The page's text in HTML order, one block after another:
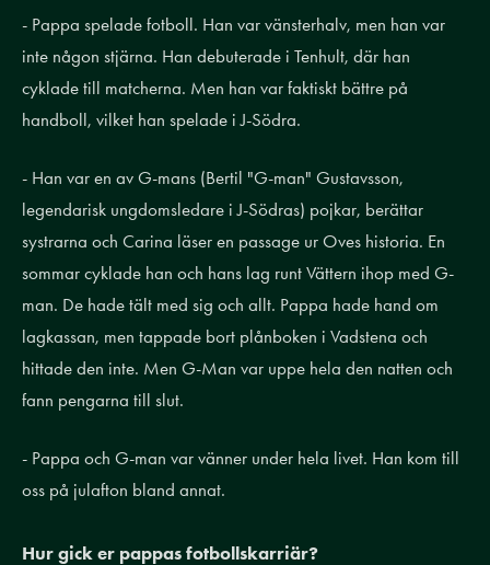
- Pappa spelade fotboll. Han var vänsterhalv, men han var
inte någon stjärna. Han debuterade i Tenhult, där han
cyklade till matcherna. Men han var faktiskt bättre på
handboll, vilket han spelade i J-Södra.
- Han var en av G-mans (Bertil "G-man" Gustavsson,
legendarisk ungdomsledare i J-Södras) pojkar, berättar
systrarna och Carina läser en passage ur Oves historia. En
sommar cyklade han och hans lag runt Vättern ihop med G-
man. De hade tält med sig och allt. Pappa hade hand om
lagkassan, men tappade bort plånboken i Vadstena och
hittade den inte. Men G-Man var uppe hela den natten och
fann pengarna till slut.
- Pappa och G-man var vänner under hela livet. Han kom till
oss på julafton bland annat.
Hur gick er pappas fotbollskarriär?